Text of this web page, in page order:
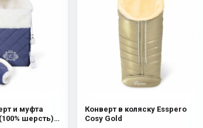
и муфта
шерсть)
Конверт в коляску Esspero
Cosy Gold